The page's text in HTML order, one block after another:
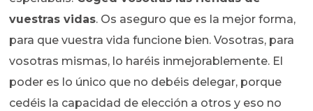
vuestras vidas. Os aseguro que es la mejor forma,
para que vuestra vida funcione bien. Vosotras, para
vosotras mismas, lo haréis inmejorablemente. El
poder es lo único que no debéis delegar, porque
cedéis la capacidad de elección a otros y eso no